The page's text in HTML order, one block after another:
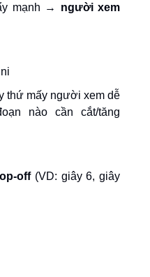
mạnh → người xem
thứ mấy người xem dễ
nào cần cắt/tăng
off(VD: giây 6, giây